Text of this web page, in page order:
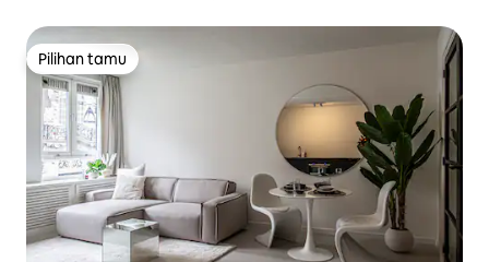
Pilihan tamu
Pilihan tamu